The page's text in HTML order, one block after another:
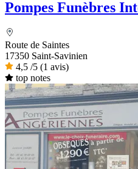
Pompes Funèbres
Route de Saintes
17350 Saint-Savinien
4,5 /5 (1 avis)
top notes